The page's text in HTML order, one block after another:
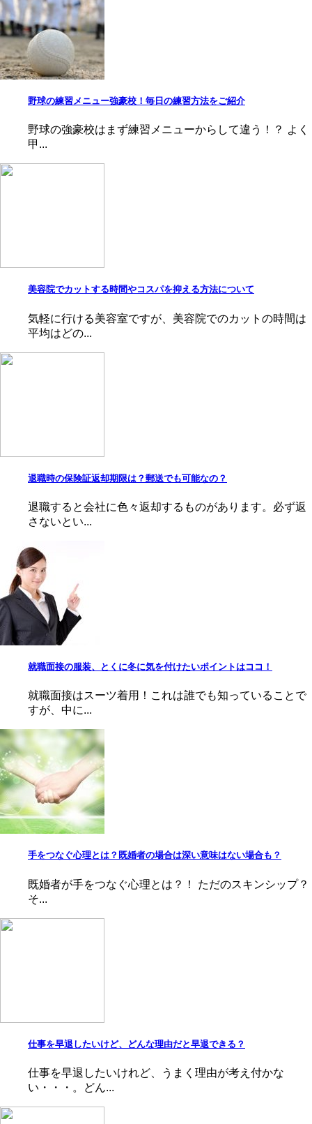
野球の練習メニュー強豪校！毎日の練習方法をご紹介
野球の強豪校はまず練習メニューからして違う！？ よく
甲...
美容院でカットする時間やコスパを抑える方法について
気軽に行ける美容室ですが、美容院でのカットの時間は
平均はどの...
退職時の保険証返却期限は？郵送でも可能なの？
退職すると会社に色々返却するものがあります。必ず返
さないとい...
就職面接の服装、とくに冬に気を付けたいポイントはココ！
就職面接はスーツ着用！これは誰でも知っていることで
すが、中に...
手をつなぐ心理とは？既婚者の場合は深い意味はない場合も？
既婚者が手をつなぐ心理とは？！ ただのスキンシップ？
そ...
仕事を早退したいけど、どんな理由だと早退できる？
仕事を早退したいけれど、うまく理由が考え付かな
い・・・。どん...